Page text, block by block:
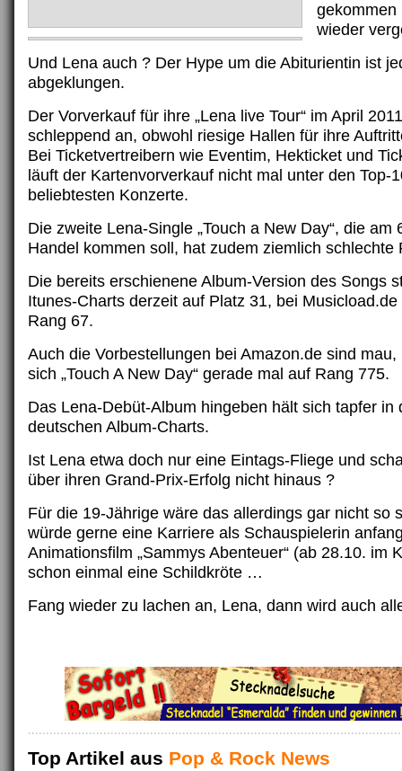
gekommen
wieder
Und Lena auch ? Der Hype um die Abiturientin ist
abgeklungen.
Der Vorverkauf für ihre „Lena live Tour“ im April
schleppend an, obwohl riesige Hallen für ihre
Bei Ticketvertreibern wie Eventim, Hekticket und
läuft der Kartenvorverkauf nicht mal unter den Top-
beliebtesten Konzerte.
Die zweite Lena-Single „Touch a New Day“, die am
Handel kommen soll, hat zudem ziemlich schlechte
Die bereits erschienene Album-Version des Songs
Itunes-Charts derzeit auf Platz 31, bei
Rang 67.
Auch die Vorbestellungen bei Amazon.de sind mau,
sich „Touch A New Day“ gerade mal auf Rang 775.
Das Lena-Debüt-Album hingeben hält sich tapfer in
deutschen Album-Charts.
Ist Lena etwa doch nur eine Eintags-Fliege und
über ihren Grand-Prix-Erfolg nicht hinaus ?
Für die 19-Jährige wäre das allerdings gar nicht so
würde gerne eine Karriere als Schauspielerin
Animationsfilm „Sammys Abenteuer“ (ab 28.10. im
schon einmal eine Schildkröte …
Fang wieder zu lachen an, Lena, dann wird auch
Top Artikel aus Pop & Rock News